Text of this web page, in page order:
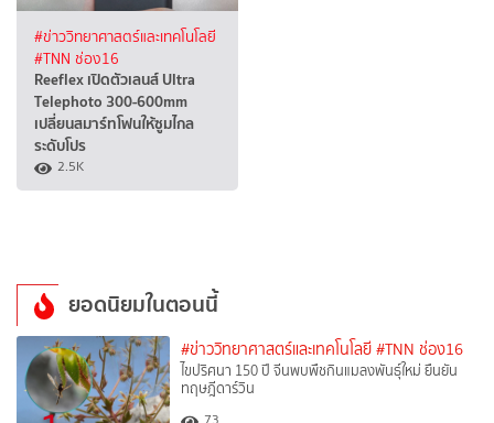
#ข่าววิทยาศาสตร์และเทคโนโลยี
#TNN ช่อง16
Reeflex เปิดตัวเลนส์ Ultra
Telephoto 300-600mm
เปลี่ยนสมาร์ทโฟนให้ซูมไกล
ระดับโปร
2.5K
ยอดนิยมในตอนนี้
#ข่าววิทยาศาสตร์และเทคโนโลยี #TNN ช่อง16
ไขปริศนา 150 ปี จีนพบพืชกินแมลงพันธุ์ใหม่ ยืนยัน
ทฤษฎีดาร์วิน